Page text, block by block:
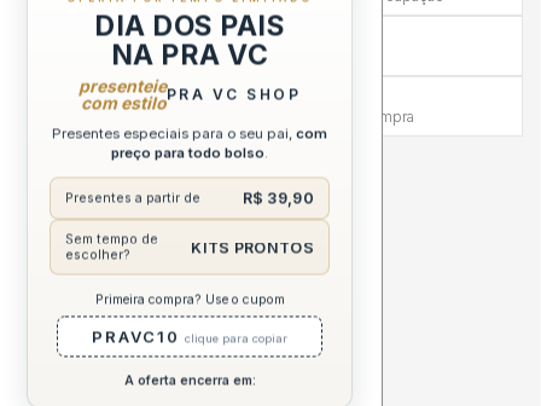
Compra sem Risco
7 dias para reembolso integral
Atendimento Humanizado
Via WhatsApp antes e depois da compra
DESCRIÇÃO COMPLETA
CUIDADOS
ESPECIFICAÇÕES
DIA DOS PAIS
NA PRA VC
presenteie
com estiloPRA VC SHOP
Presentes especiais para o seu pai, com
preço para todo bolso.
Presentes a partir de R$ 39,90
Sem tempo de
escolher?
KITS PRONTOS
Primeira compra? Use o cupom
PRAVC10 clique para copiar
A oferta encerra em: